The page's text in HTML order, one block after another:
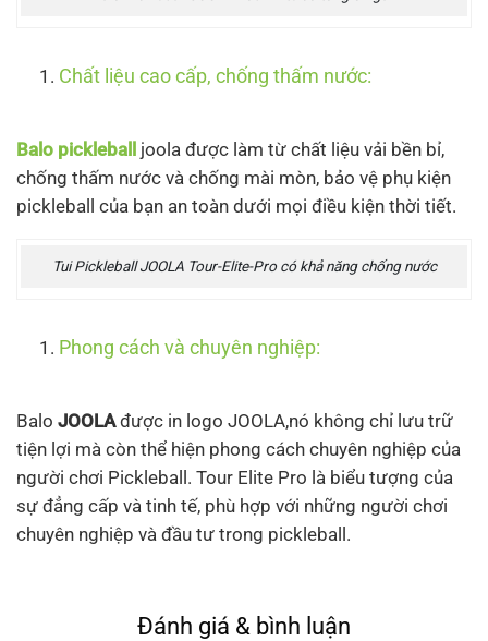
Chất liệu cao cấp, chống thấm nước:
Balo pickleball
joola được làm từ chất liệu vải bền bỉ,
chống thấm nước và chống mài mòn, bảo vệ phụ kiện
pickleball của bạn an toàn dưới mọi điều kiện thời tiết.
Tui Pickleball JOOLA Tour-Elite-Pro có khả năng chống nước
Phong cách và chuyên nghiệp:
Balo JOOLAđược in logo JOOLA,nó không chỉ lưu trữ
tiện lợi mà còn thể hiện phong cách chuyên nghiệp của
người chơi Pickleball. Tour Elite Pro là biểu tượng của
sự đẳng cấp và tinh tế, phù hợp với những người chơi
chuyên nghiệp và đầu tư trong pickleball.
Đánh giá & bình luận